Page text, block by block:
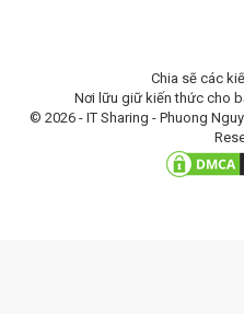
Chia sẽ các
Nơi lữu giữ kiến thức cho
© 2026 - IT Sharing - Phuong